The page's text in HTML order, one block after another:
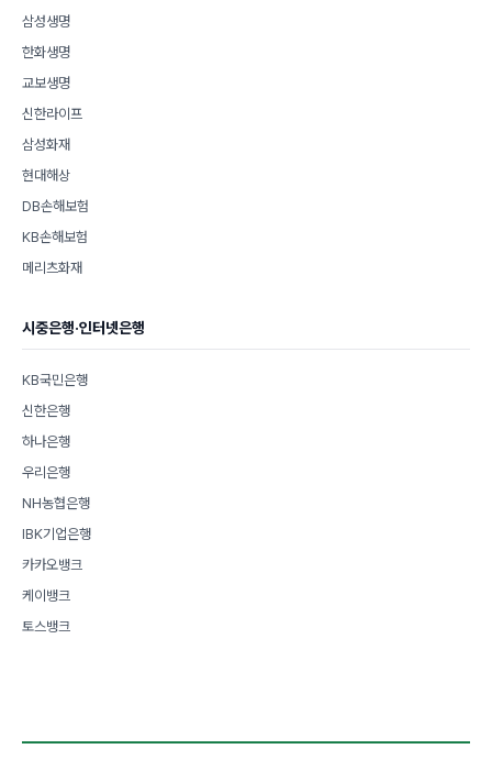
삼성생명
한화생명
교보생명
신한라이프
삼성화재
현대해상
DB손해보험
KB손해보험
메리츠화재
시중은행·인터넷은행
KB국민은행
신한은행
하나은행
우리은행
NH농협은행
IBK기업은행
카카오뱅크
케이뱅크
토스뱅크